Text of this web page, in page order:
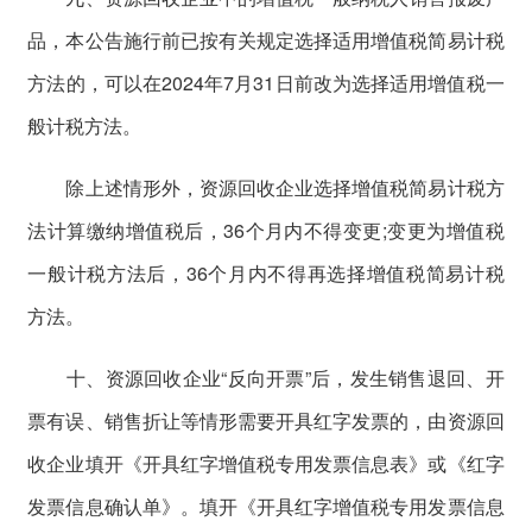
品，本公告施行前已按有关规定选择适用增值税简易计税
方法的，可以在2024年7月31日前改为选择适用增值税一
般计税方法。
除上述情形外，资源回收企业选择增值税简易计税方
法计算缴纳增值税后，36个月内不得变更;变更为增值税
一般计税方法后，36个月内不得再选择增值税简易计税
方法。
十、资源回收企业“反向开票”后，发生销售退回、开
票有误、销售折让等情形需要开具红字发票的，由资源回
收企业填开《开具红字增值税专用发票信息表》或《红字
发票信息确认单》。填开《开具红字增值税专用发票信息